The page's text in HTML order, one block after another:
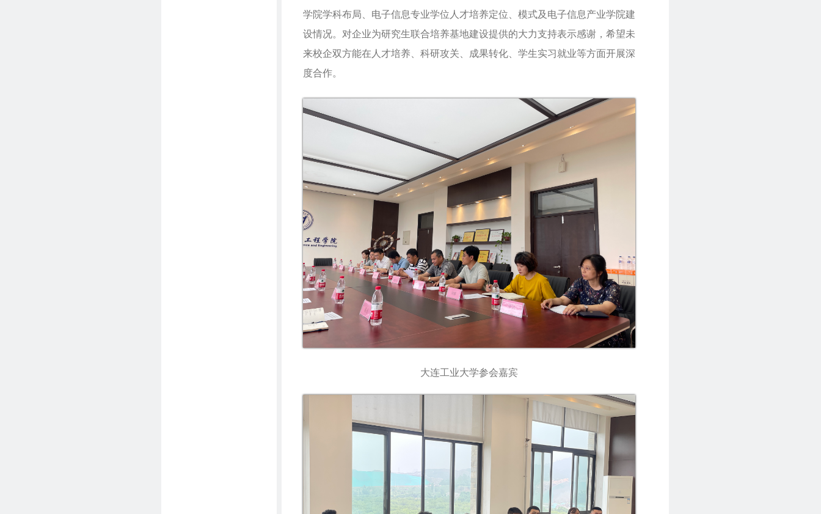
学院学科布局、电子信息专业学位人才培养定位、模式及电子信息产业学院建
设情况。对企业为研究生联合培养基地建设提供的大力支持表示感谢，希望未
来校企双方能在人才培养、科研攻关、成果转化、学生实习就业等方面开展深
度合作。
大连工业大学参会嘉宾